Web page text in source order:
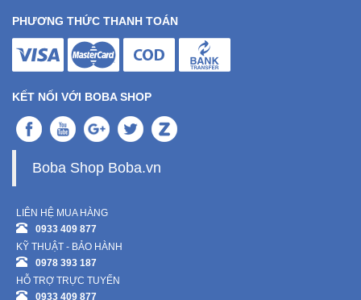
Đẹp
Thiết
Y
Dụng
Massage
Thể
Thao
Dã
Ngoại
PHƯƠNG THỨC THANH TOÁN
KẾT NỐI VỚI BOBA SHOP
Boba Shop Boba.vn
LIÊN HỆ MUA HÀNG
0933 409 877
KỸ THUẬT - BẢO HÀNH
0978 393 187
HỖ TRỢ TRỰC TUYẾN
0933 409 877